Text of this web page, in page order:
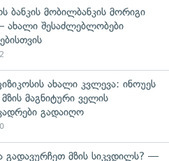
ბანკის მობილბანკის მორიგი
ახალი შესაძლებლობები
ახალი კვლევა: ინოუეს
მაგნიტური ველის
გადაიღო
მზის სიკვდილს? —